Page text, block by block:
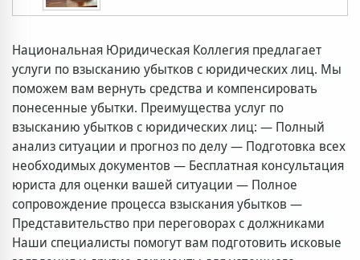
Национальная Юридическая Коллегия предлагает
услуги по взысканию убытков с юридических лиц. Мы
поможем вам вернуть средства и компенсировать
понесенные убытки. Преимущества услуг по
взысканию убытков с юридических лиц: — Полный
анализ ситуации и прогноз по делу — Подготовка всех
необходимых документов — Бесплатная консультация
юриста для оценки вашей ситуации — Полное
сопровождение процесса взыскания убытков —
Представительство при переговорах с должниками
Наши специалисты помогут вам подготовить исковые